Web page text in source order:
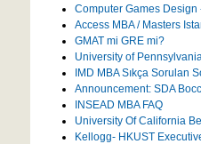
Computer Games Design
Access MBA / Masters
GMAT mi GRE mi?
University of
IMD MBA Sıkça Sorulan
Announcement: SDA
INSEAD MBA FAQ
University Of California
Kellogg- HKUST